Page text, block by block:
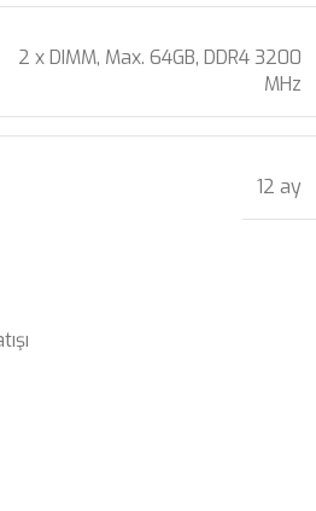
2 x DIMM, Max. 64GB, DDR4 3200
MHz
12 ay